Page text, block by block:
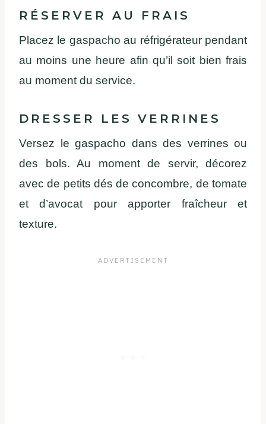
RÉSERVER AU FRAIS
Placez le gaspacho au réfrigérateur pendant
au moins une heure afin qu’il soit bien frais
au moment du service.
DRESSER LES VERRINES
Versez le gaspacho dans des verrines ou
des bols. Au moment de servir, décorez
avec de petits dés de concombre, de tomate
et d’avocat pour apporter fraîcheur et
texture.